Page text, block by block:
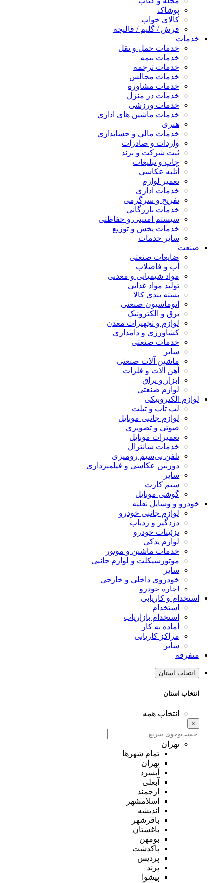
پوشاک
کالای خواب
فرش / گلیم / قالیچه
خدمات
خدمات حمل و نقل
خدمات بیمه
خدمات ترجمه
خدمات مجالس
خدمات مشاوره
خدمات در منزل
خدمات ورزشی
خدمات ماشین های اداری
هنری
خدمات مالی و حسابداری
واردات و صادرات
ثبت شرکت و برند
چاپ و تبلیغات
آتلیه عکاسی
تعمیر لوازم
خدمات اداری
تفریح و سرگرمی
خدمات بازرگانی
سیستم امنیتی و حفاظتی
خدمات پخش و توزیع
سایر خدمات
صنعت
ضایعات صنعتی
آب و فاضلاب
مواد شیمیایی و معدنی
تولید مواد غذایی
بسته بندی کالا
اتوماسیون صنعتی
برق و الکترونیک
لوازم و تجهیزات معدن
کشاورزی و دامداری
خدمات صنعتی
سایر
ماشین آلات صنعتی
آهن آلات و فلزات
ابزار و یراق
لوازم صنعتی
لوازم الکترونیکی
لپ تاپ و تبلت
لوازم جانبی موبایل
صوتی و تصویری
تعمیرات موبایل
خدمات سانترال
تلفن بی‌سیم رومیزی
دوربین عکاسی و فیلمبرداری
سایر
سیم کارت
گوشی موبایل
خودرو و وسایل نقلیه
لوازم جانبی خودرو
دزدگیر و ردیاب
تزئینات خودرو
لوازم یدکی
خدمات ماشین و موتور
موتورسیکلت و لوازم جانبی
سایر
خودروی داخلی و خارجی
اجاره خودرو
استخدام و کاریابی
استخدام
استخدام بازاریاب
آماده به کار
مراکز کاریابی
سایر
متفرقه
انتخاب استان
انتخاب استان
انتخاب همه
×
تهران
تمام شهر‌ها
تهران
آبسرد
آبعلی
ارجمند
اسلامشهر
اندیشه
باقرشهر
باغستان
بومهن
پاکدشت
پردیس
پرند
پیشوا